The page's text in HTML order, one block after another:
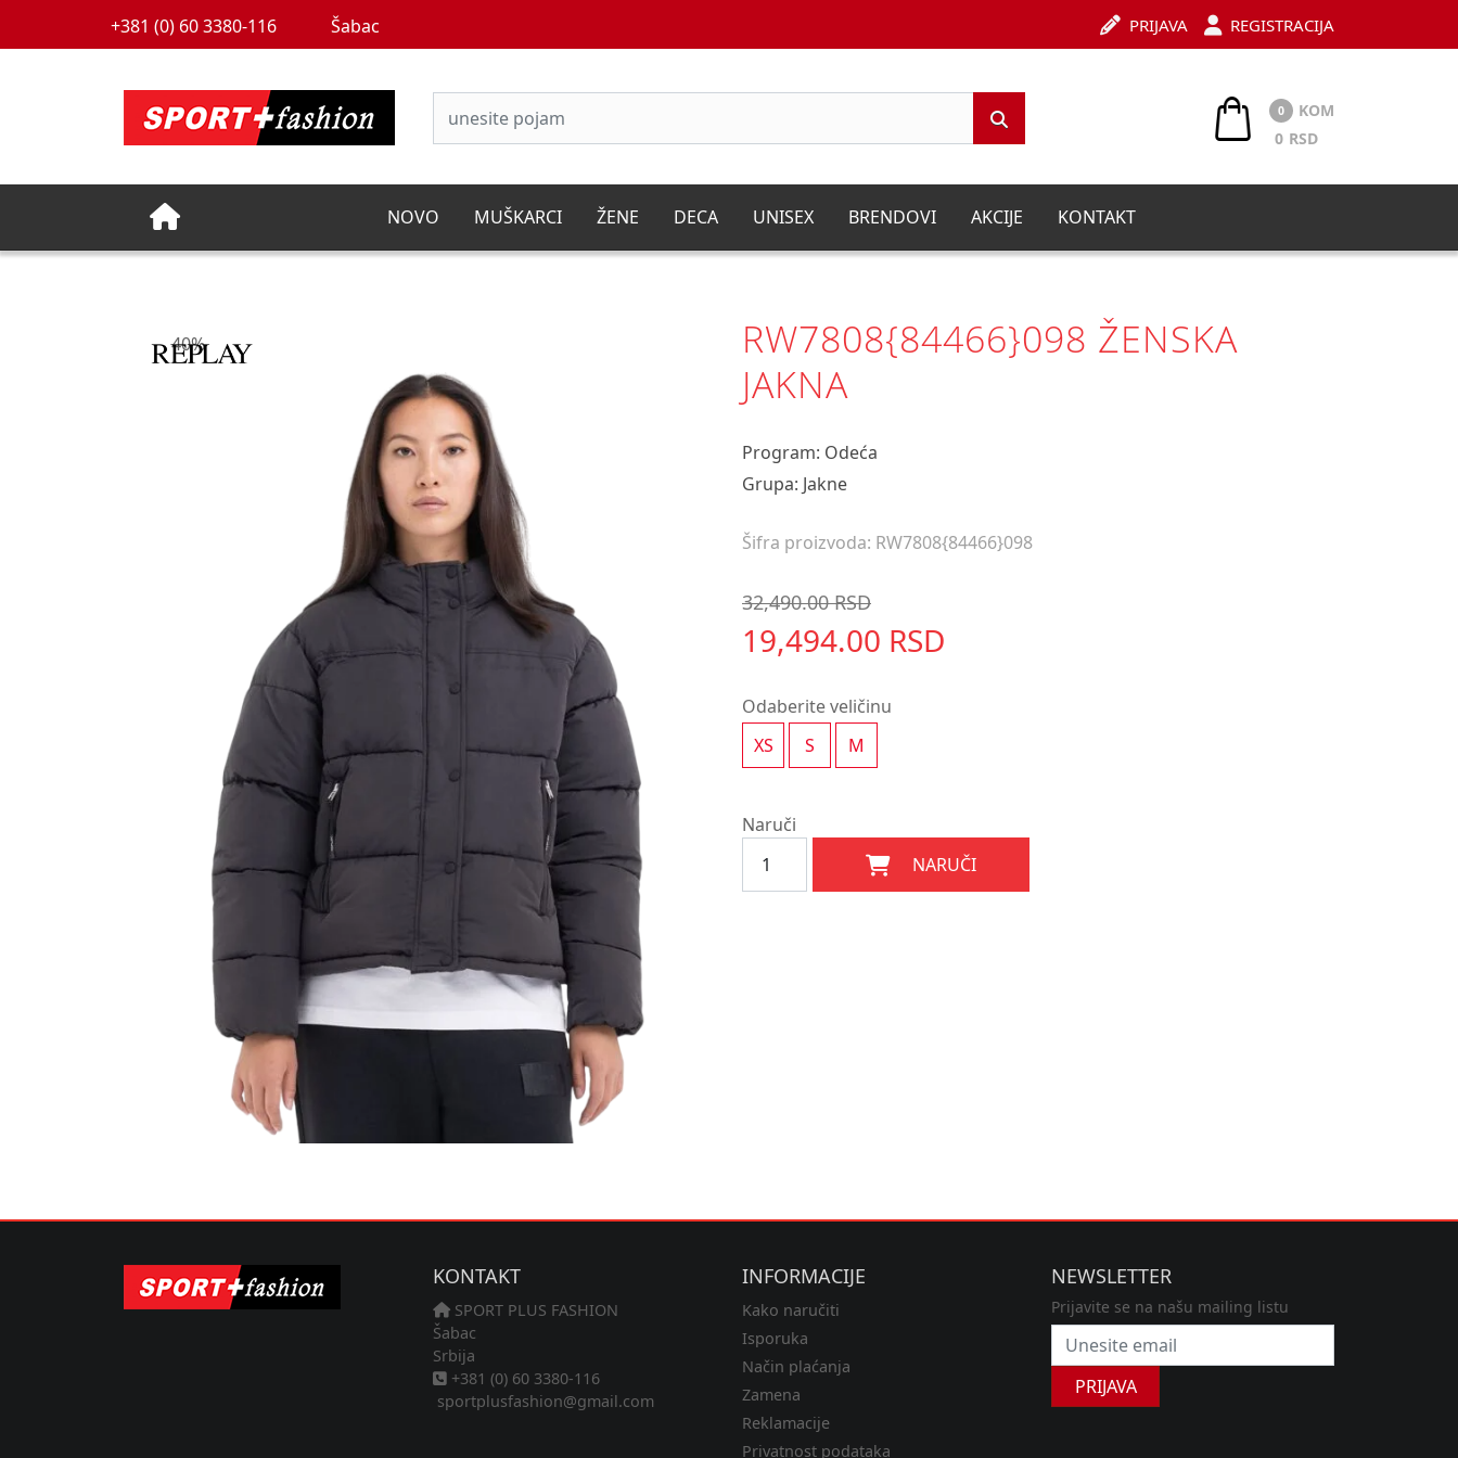
+381 (0) 60 3380-116 Šabac REGISTRACIJA
PRIJAVA
0
KOM
0 RSD
NOVO MUŠKARCI ŽENE DECA UNISEX BRENDOVI AKCIJE KONTAKT
40%
RW7808{84466}098 ŽENSKA
JAKNA
Program: Odeća
Grupa: Jakne
Šifra proizvoda: RW7808{84466}098
32,490.00 RSD
19,494.00 RSD
Odaberite veličinu
XS
S M
Naruči
NARUČI
KONTAKT
SPORT PLUS FASHION
Šabac
Srbija
+381 (0) 60 3380-116
sportplusfashion@gmail.com
INFORMACIJE
Kako naručiti
Isporuka
Način plaćanja
Zamena
Reklamacije
Privatnost podataka
NEWSLETTER
Prijavite se na našu mailing listu
PRIJAVA